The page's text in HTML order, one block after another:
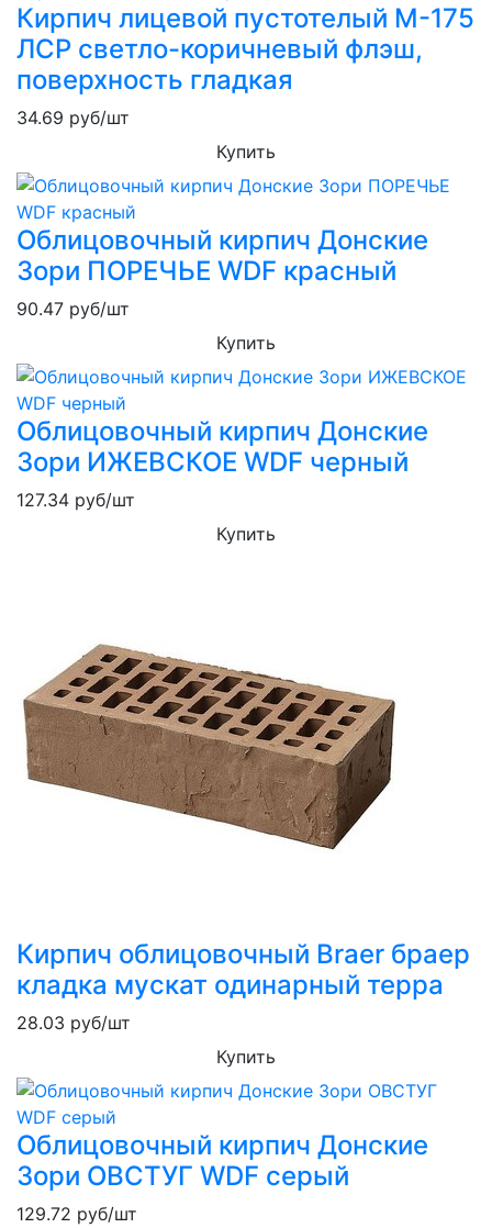
Кирпич лицевой пустотелый М-175
ЛСР светло-коричневый флэш,
поверхность гладкая
34.69 руб/шт
Купить
Облицовочный кирпич Донские
Зори ПОРЕЧЬЕ WDF красный
90.47 руб/шт
Купить
Облицовочный кирпич Донские
Зори ИЖЕВСКОЕ WDF черный
127.34 руб/шт
Купить
Кирпич облицовочный Braer браер
кладка мускат одинарный терра
28.03 руб/шт
Купить
Облицовочный кирпич Донские
Зори ОВСТУГ WDF серый
129.72 руб/шт